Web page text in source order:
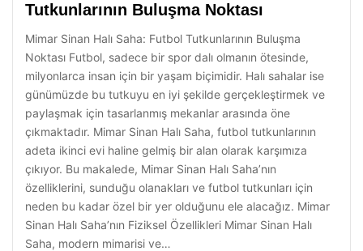
Tutkunlarının Buluşma Noktası
Mimar Sinan Halı Saha: Futbol Tutkunlarının Buluşma
Noktası Futbol, sadece bir spor dalı olmanın ötesinde,
milyonlarca insan için bir yaşam biçimidir. Halı sahalar ise
günümüzde bu tutkuyu en iyi şekilde gerçekleştirmek ve
paylaşmak için tasarlanmış mekanlar arasında öne
çıkmaktadır. Mimar Sinan Halı Saha, futbol tutkunlarının
adeta ikinci evi haline gelmiş bir alan olarak karşımıza
çıkıyor. Bu makalede, Mimar Sinan Halı Saha’nın
özelliklerini, sunduğu olanakları ve futbol tutkunları için
neden bu kadar özel bir yer olduğunu ele alacağız. Mimar
Sinan Halı Saha’nın Fiziksel Özellikleri Mimar Sinan Halı
Saha, modern mimarisi ve…